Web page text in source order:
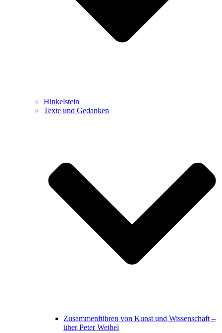
Hinkelstein
Texte und Gedanken
Zusammenführen von Kunst und Wissenschaft –
über Peter Weibel